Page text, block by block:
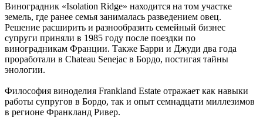
Виноградник «Isolation Ridge» находится на том участке
земель, где ранее семья занималась разведением овец.
Решение расширить и разнообразить семейный бизнес
супруги приняли в 1985 году после поездки по
виноградникам Франции. Также Барри и Джуди два года
проработали в Chateau Senejac в Бордо, постигая тайны
энологии.
Философия виноделия Frankland Estate отражает как навыки
работы супругов в Бордо, так и опыт семнадцати миллезимов
в регионе Франкланд Ривер.